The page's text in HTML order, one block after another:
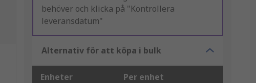
behöver och klicka på "Kontrollera
leveransdatum"
Alternativ för att köpa i bulk
Enheter Per enhet